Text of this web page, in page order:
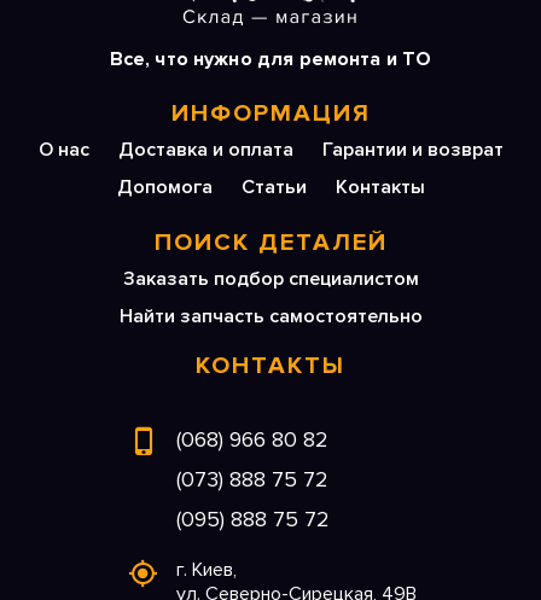
Все, что нужно для ремонта и ТО
ИНФОРМАЦИЯ
О нас Доставка и оплата
Гарантии и возврат
Допомога
Статьи Контакты
ПОИСК ДЕТАЛЕЙ
Заказать подбор специалистом
Найти запчасть самостоятельно
КОНТАКТЫ
(068) 966 80 82
(073) 888 75 72
(095) 888 75 72
г. Киев,
ул. Северно-Сирецкая, 49В